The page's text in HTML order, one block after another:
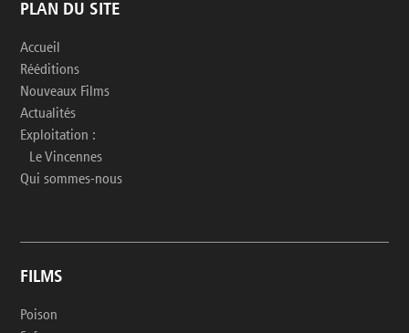
PLAN DU SITE
Accueil
Rééditions
Nouveaux Films
Actualités
Exploitation :
Le Vincennes
Qui sommes-nous
FILMS
Poison